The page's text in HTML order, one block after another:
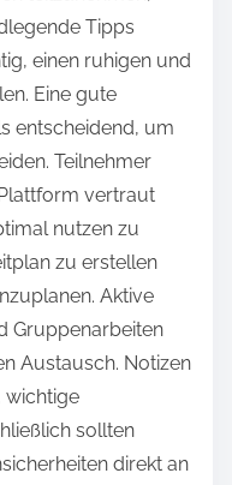
Tipps
einen ruhigen und
Eine gute
entscheidend, um
Teilnehmer
vertraut
nutzen zu
zu erstellen
Aktive
Gruppenarbeiten
Austausch. Notizen
wichtige
sollten
direkt an